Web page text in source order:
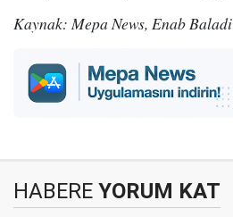
Kaynak: Mepa News, Enab Baladi
HABERE YORUM KAT